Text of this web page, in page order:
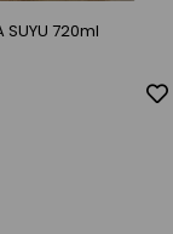
SUYU 720ml